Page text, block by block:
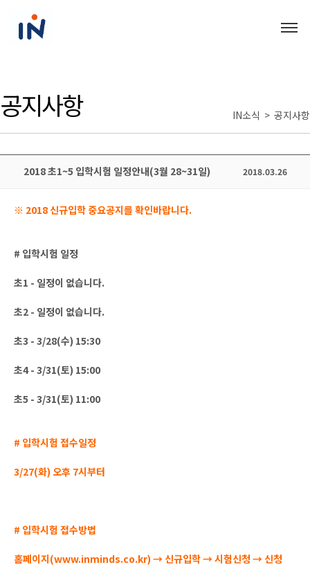
공지사항 IN소식 > 공지사항
2018 초1~5 입학시험 일정안내(3월 28~31일) 2018.03.26
※ 2018 신규입학 중요공지를 확인바랍니다.
# 입학시험 일정
초1 - 일정이 없습니다.
초2 - 일정이 없습니다.
초3 - 3/28(수) 15:30
초4 - 3/31(토) 15:00
초5 - 3/31(토) 11:00
# 입학시험 접수일정
3/27(화) 오후 7시부터
# 입학시험 접수방법
홈페이지(www.inminds.co.kr) → 신규입학 → 시험신청 → 신청